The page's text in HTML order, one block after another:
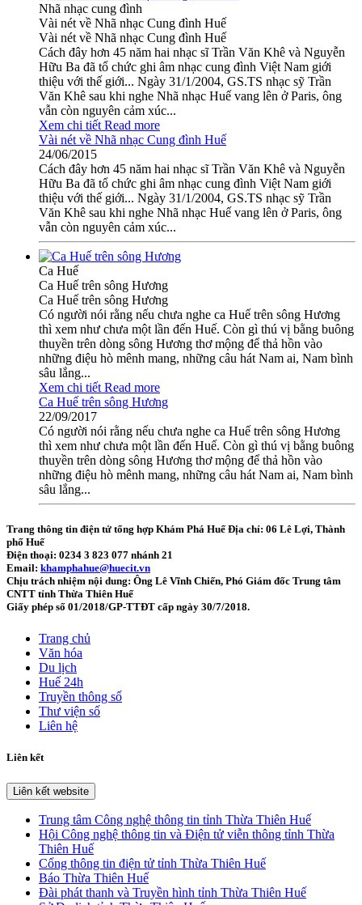
Nhã nhạc cung đình
Vài nét về Nhã nhạc Cung đình Huế
Vài nét về Nhã nhạc Cung đình Huế
Cách đây hơn 45 năm hai nhạc sĩ Trần Văn Khê và Nguyễn
Hữu Ba đã tổ chức ghi âm nhạc cung đình Việt Nam giới
thiệu với thế giới... Ngày 31/1/2004, GS.TS nhạc sỹ Trần
Văn Khê sau khi nghe Nhã nhạc Huế vang lên ở Paris, ông
vẫn còn nguyên cảm xúc...
Xem chi tiết Read more
Vài nét về Nhã nhạc Cung đình Huế
24/06/2015
Cách đây hơn 45 năm hai nhạc sĩ Trần Văn Khê và Nguyễn
Hữu Ba đã tổ chức ghi âm nhạc cung đình Việt Nam giới
thiệu với thế giới... Ngày 31/1/2004, GS.TS nhạc sỹ Trần
Văn Khê sau khi nghe Nhã nhạc Huế vang lên ở Paris, ông
vẫn còn nguyên cảm xúc...
Ca Huế
Ca Huế trên sông Hương
Ca Huế trên sông Hương
Có người nói rằng nếu chưa nghe ca Huế trên sông Hương
thì xem như chưa một lần đến Huế. Còn gì thú vị bằng buông
thuyền trên dòng sông Hương thơ mộng để thả hồn vào
những điệu hò mênh mang, những câu hát Nam ai, Nam bình
sâu lắng...
Xem chi tiết Read more
Ca Huế trên sông Hương
22/09/2017
Có người nói rằng nếu chưa nghe ca Huế trên sông Hương
thì xem như chưa một lần đến Huế. Còn gì thú vị bằng buông
thuyền trên dòng sông Hương thơ mộng để thả hồn vào
những điệu hò mênh mang, những câu hát Nam ai, Nam bình
sâu lắng...
Trang thông tin điện tử tổng hợp Khám Phá Huế Địa chỉ: 06 Lê Lợi, Thành
phố Huế
Điện thoại: 0234 3 823 077 nhánh 21
Email: khamphahue@huecit.vn
Chịu trách nhiệm nội dung: Ông Lê Vĩnh Chiến, Phó Giám đốc Trung tâm
CNTT tỉnh Thừa Thiên Huế
Giấy phép số 01/2018/GP-TTĐT cấp ngày 30/7/2018.
Trang chủ
Văn hóa
Du lịch
Huế 24h
Truyền thông số
Thư viện số
Liên hệ
Liên kết
Liên kết website
Trung tâm Công nghệ thông tin tỉnh Thừa Thiên Huế
Hội Công nghệ thông tin và Điện tử viễn thông tỉnh Thừa
Thiên Huế
Cổng thông tin điện tử tỉnh Thừa Thiên Huế
Báo Thừa Thiên Huế
Đài phát thanh và Truyền hình tỉnh Thừa Thiên Huế